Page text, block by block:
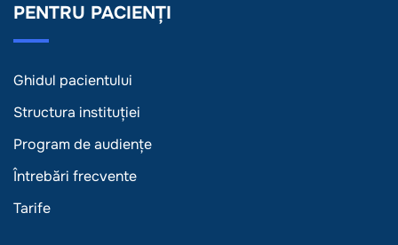
PENTRU PACIENȚI
Ghidul pacientului
Structura instituției
Program de audiențe
Întrebări frecvente
Tarife